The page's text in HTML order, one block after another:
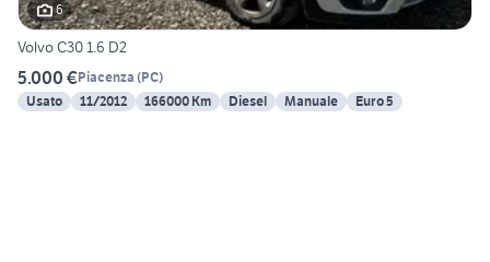
6
Volvo C30 1.6 D2
5.000 €Piacenza (PC)
Usato
11/2012 166000 Km Diesel Manuale Euro 5